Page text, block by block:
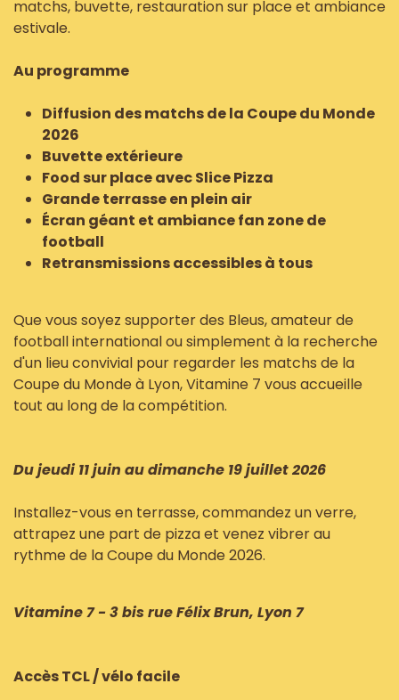
matchs, buvette, restauration sur place et ambiance
estivale.
Au programme
Diffusion des matchs de la Coupe du Monde
2026
Buvette extérieure
Food sur place avec Slice Pizza
Grande terrasse en plein air
Écran géant et ambiance fan zone de
football
Retransmissions accessibles à tous
Que vous soyez supporter des Bleus, amateur de
football international ou simplement à la recherche
d'un lieu convivial pour regarder les matchs de la
Coupe du Monde à Lyon, Vitamine 7 vous accueille
tout au long de la compétition.
Du jeudi 11 juin au dimanche 19 juillet 2026
Installez-vous en terrasse, commandez un verre,
attrapez une part de pizza et venez vibrer au
rythme de la Coupe du Monde 2026.
Vitamine 7 - 3 bis rue Félix Brun, Lyon 7
Accès TCL / vélo facile